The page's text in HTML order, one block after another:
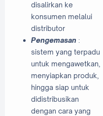
disalirkan ke
konsumen melalui
distributor
Pengemasan :
sistem yang terpadu
untuk mengawetkan,
menyiapkan produk,
hingga siap untuk
didistribusikan
dengan cara yang